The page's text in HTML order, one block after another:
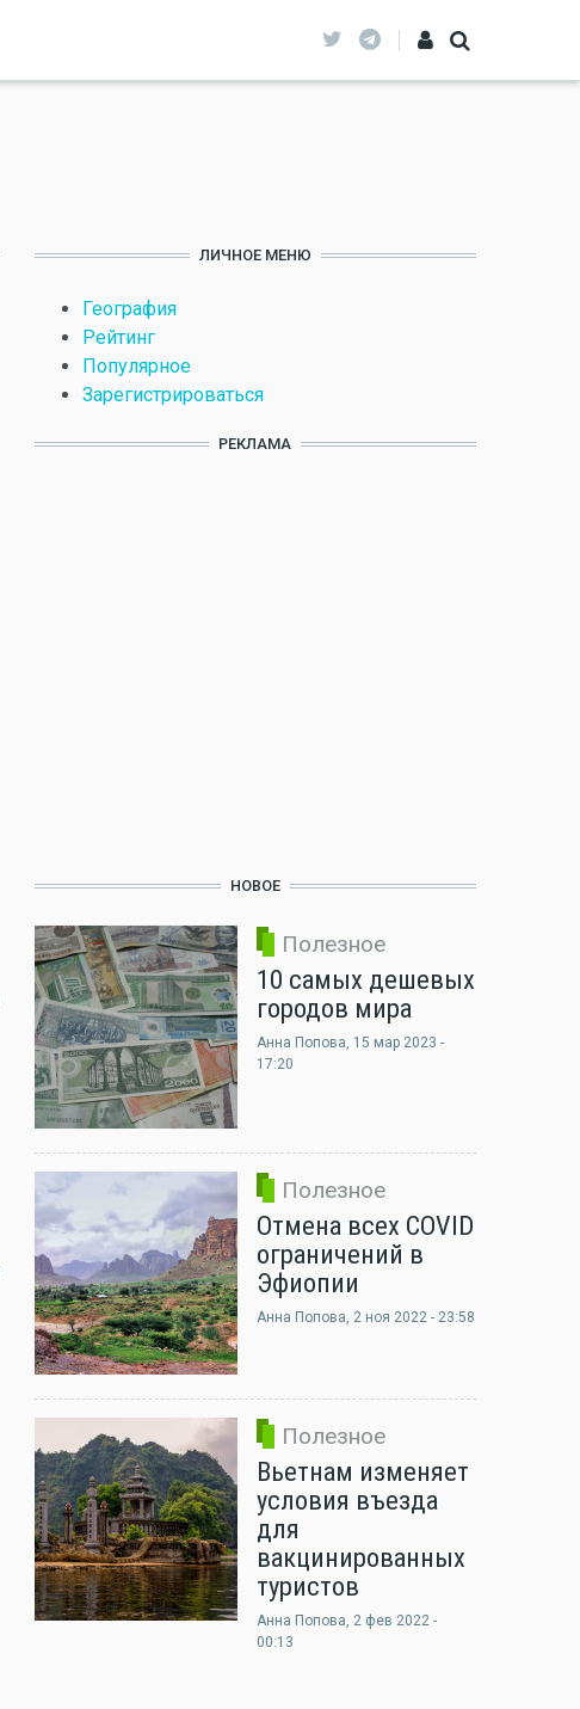
ЛИЧНОЕ МЕНЮ
География
Рейтинг
Популярное
Зарегистрироваться
РЕКЛАМА
НОВОЕ
Полезное
10 самых дешевых
городов мира
Анна Попова, 15 мар 2023 -
17:20
Полезное
Отмена всех COVID
ограничений в
Эфиопии
Анна Попова, 2 ноя 2022 - 23:58
Полезное
Вьетнам изменяет
условия въезда
для
вакцинированных
туристов
Анна Попова, 2 фев 2022 -
00:13